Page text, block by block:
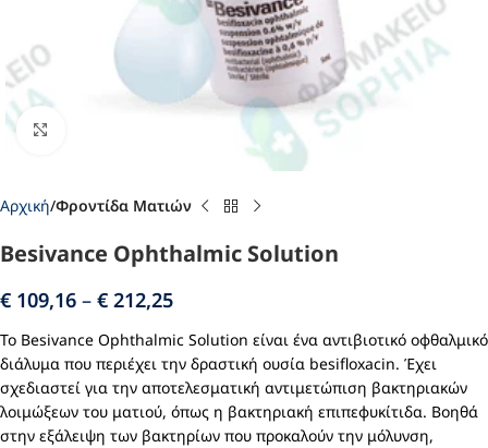
Αρχική Φροντίδα Ματιών
Besivance Ophthalmic Solution
€ 109,16 – € 212,25
Το Besivance Ophthalmic Solution είναι ένα αντιβιοτικό οφθαλμικό
διάλυμα που περιέχει την δραστική ουσία besifloxacin. Έχει
σχεδιαστεί για την αποτελεσματική αντιμετώπιση βακτηριακών
λοιμώξεων του ματιού, όπως η βακτηριακή επιπεφυκίτιδα. Βοηθά
στην εξάλειψη των βακτηρίων που προκαλούν την μόλυνση,